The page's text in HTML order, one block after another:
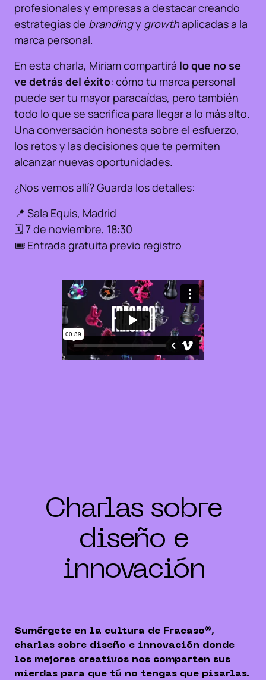
profesionales y empresas a destacar creando
estrategias de brandingy growthaplicadas a la
marca personal.
En esta charla, Miriam compartirá lo que no se
ve detrás del éxito: cómo tu marca personal
puede ser tu mayor paracaídas, pero también
todo lo que se sacrifica para llegar a lo más alto.
Una conversación honesta sobre el esfuerzo,
los retos y las decisiones que te permiten
alcanzar nuevas oportunidades.
¿Nos vemos allí? Guarda los detalles:
📍 Sala Equis, Madrid
🗓️ 7 de noviembre, 18:30
🎟️ Entrada gratuita previo registro
Charlas sobre
diseño e
innovación
Sumérgete en la cultura de Fracaso®️,
charlas sobre diseño e innovación donde
los mejores creativos nos comparten sus
mierdas para que tú no tengas que pisarlas.